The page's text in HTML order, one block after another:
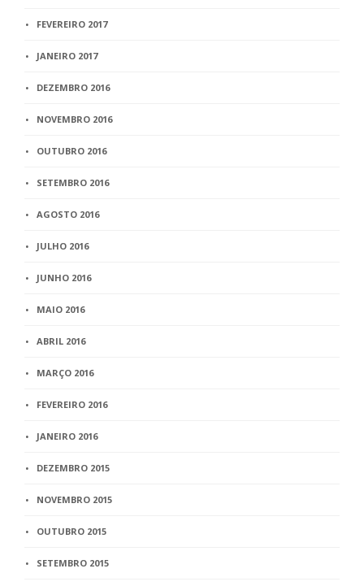
FEVEREIRO 2017
JANEIRO 2017
DEZEMBRO 2016
NOVEMBRO 2016
OUTUBRO 2016
SETEMBRO 2016
AGOSTO 2016
JULHO 2016
JUNHO 2016
MAIO 2016
ABRIL 2016
MARÇO 2016
FEVEREIRO 2016
JANEIRO 2016
DEZEMBRO 2015
NOVEMBRO 2015
OUTUBRO 2015
SETEMBRO 2015